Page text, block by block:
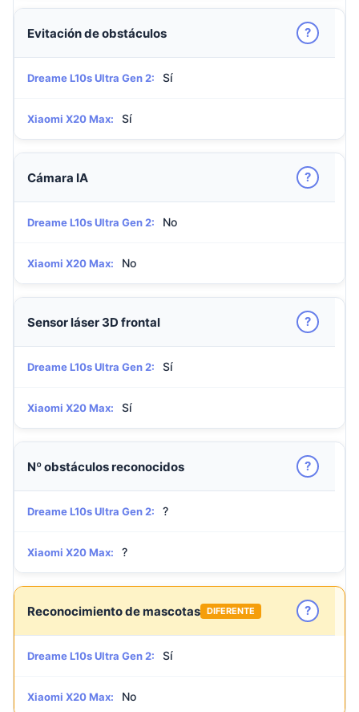
Evitación de obstáculos ?
Dreame L10s Ultra Gen 2: Sí
Xiaomi X20 Max: Sí
Cámara IA ?
Dreame L10s Ultra Gen 2: No
Xiaomi X20 Max: No
Sensor láser 3D frontal ?
Dreame L10s Ultra Gen 2: Sí
Xiaomi X20 Max: Sí
Nº obstáculos reconocidos ?
Dreame L10s Ultra Gen 2: ?
Xiaomi X20 Max: ?
Reconocimiento de mascotas DIFERENTE ?
Dreame L10s Ultra Gen 2: Sí
Xiaomi X20 Max: No